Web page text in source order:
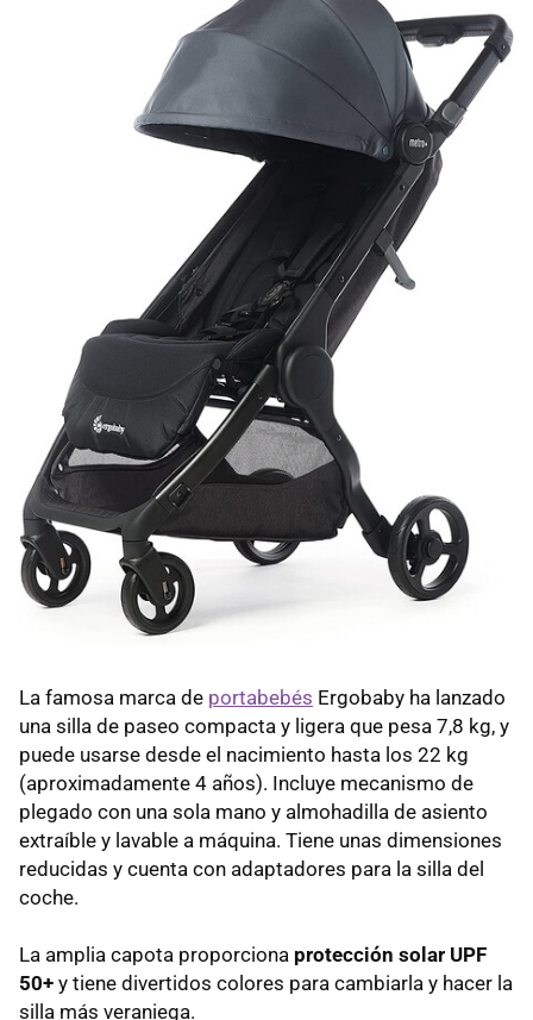
La famosa marca de portabebés Ergobaby ha lanzado
una silla de paseo compacta y ligera que pesa 7,8 kg, y
puede usarse desde el nacimiento hasta los 22 kg
(aproximadamente 4 años). Incluye mecanismo de
plegado con una sola mano y almohadilla de asiento
extraíble y lavable a máquina. Tiene unas dimensiones
reducidas y cuenta con adaptadores para la silla del
coche.
La amplia capota proporciona protección solar UPF
50+​​ y tiene divertidos colores para cambiarla y hacer la
silla más veraniega.